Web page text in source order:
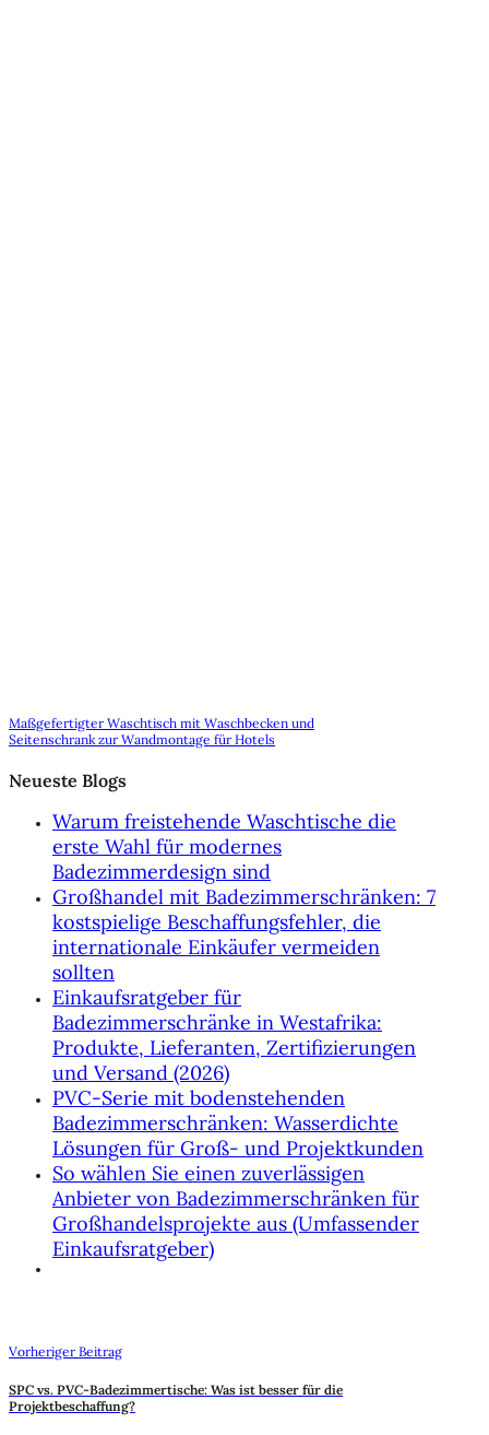
Maßgefertigter Waschtisch mit Waschbecken und
Seitenschrank zur Wandmontage für Hotels
Neueste Blogs
Warum freistehende Waschtische die
erste Wahl für modernes
Badezimmerdesign sind
Großhandel mit Badezimmerschränken: 7
kostspielige Beschaffungsfehler, die
internationale Einkäufer vermeiden
sollten
Einkaufsratgeber für
Badezimmerschränke in Westafrika:
Produkte, Lieferanten, Zertifizierungen
und Versand (2026)
PVC-Serie mit bodenstehenden
Badezimmerschränken: Wasserdichte
Lösungen für Groß- und Projektkunden
So wählen Sie einen zuverlässigen
Anbieter von Badezimmerschränken für
Großhandelsprojekte aus (Umfassender
Einkaufsratgeber)
Vorheriger Beitrag
SPC vs. PVC-Badezimmertische: Was ist besser für die
Projektbeschaffung?